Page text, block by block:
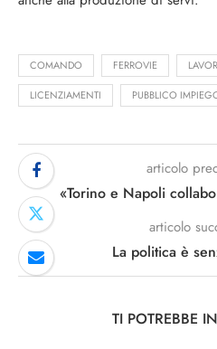
COMANDO FERROVIE
LICENZIAMENTI PUBBLICO
articolo
«Torino e Napoli
articolo
La politica è
TI POTREBBE